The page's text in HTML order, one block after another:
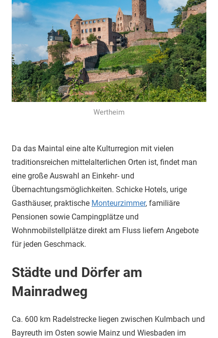
Wertheim
Da das Maintal eine alte Kulturregion mit vielen
traditionsreichen mittelalterlichen Orten ist, findet man
eine große Auswahl an Einkehr- und
Übernachtungsmöglichkeiten. Schicke Hotels, urige
Gasthäuser, praktische Monteurzimmer, familiäre
Pensionen sowie Campingplätze und
Wohnmobilstellplätze direkt am Fluss liefern Angebote
für jeden Geschmack.
Städte und Dörfer am
Mainradweg
Ca. 600 km Radelstrecke liegen zwischen Kulmbach und
Bayreuth im Osten sowie Mainz und Wiesbaden im